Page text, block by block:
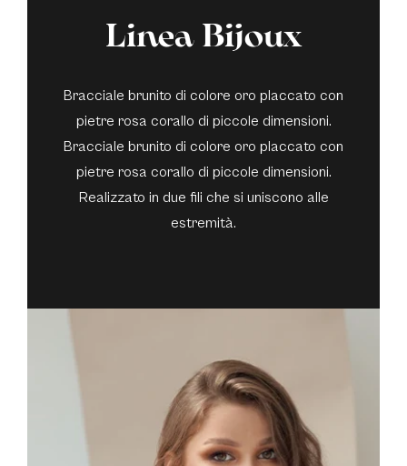
Linea Bijoux
Bracciale brunito di colore oro placcato con
pietre rosa corallo di piccole dimensioni.
Bracciale brunito di colore oro placcato con
pietre rosa corallo di piccole dimensioni.
Realizzato in due fili che si uniscono alle
estremità.